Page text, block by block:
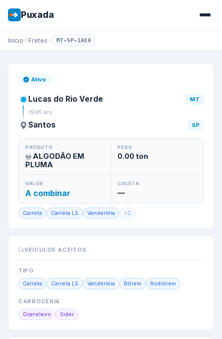
Puxada
Início Fretes MT-SP-1AE0
Frete de
Ativo
Lucas do Rio Verde
MT
1945 km
Santos SP
PRODUTO
ALGODÃO EM
PLUMA
PESO
0.00ton
VALOR
A combinar
COLETA
—
Carreta Carreta LS Vanderléia +2
VEÍCULOS ACEITOS
TIPO
Carreta Carreta LS Vanderléia Bitrem Rodotrem
CARROCERIA
Graneleiro Sider